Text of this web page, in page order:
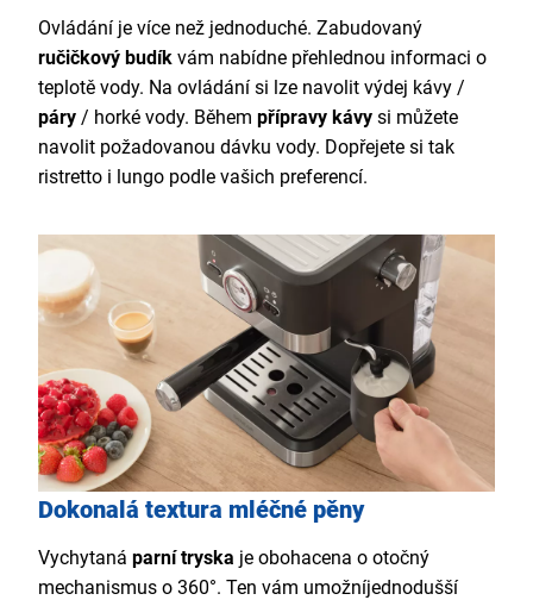
Ovládání je více než jednoduché. Zabudovaný
ručičkový budík vám nabídne přehlednou informaci o
teplotě vody. Na ovládání si lze navolit výdej kávy /
páry / horké vody. Během přípravy kávy si můžete
navolit požadovanou dávku vody. Dopřejete si tak
ristretto i lungo podle vašich preferencí.
Dokonalá textura mléčné pěny
Vychytaná parní tryska je obohacena o otočný
mechanismus o 360°. Ten vám umožníjednodušší